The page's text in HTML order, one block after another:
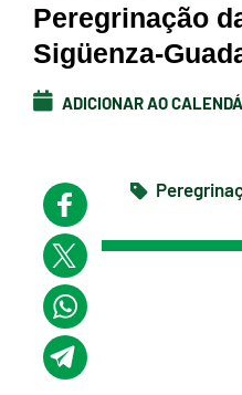
Peregrinação
Sigüenza-
ADICIONAR AO